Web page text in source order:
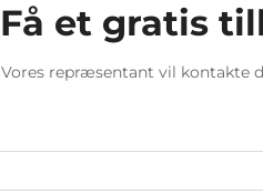
Få et gratis
Vores repræsentant vil kontakte